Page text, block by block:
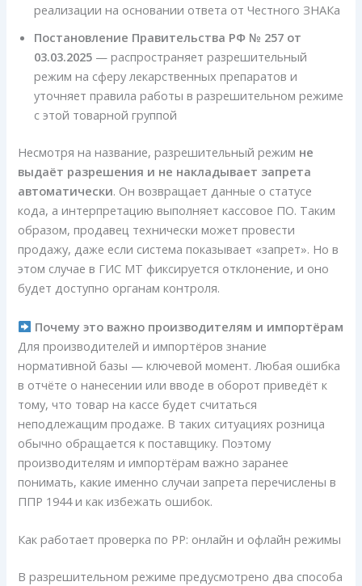
реализации на основании ответа от Честного ЗНАКа
Постановление Правительства РФ № 257 от
03.03.2025 — распространяет разрешительный
режим на сферу лекарственных препаратов и
уточняет правила работы в разрешительном режиме
с этой товарной группой
Несмотря на название, разрешительный режим не
выдаёт разрешения и не накладывает запрета
автоматически. Он возвращает данные о статусе
кода, а интерпретацию выполняет кассовое ПО. Таким
образом, продавец технически может провести
продажу, даже если система показывает «запрет». Но в
этом случае в ГИС МТ фиксируется отклонение, и оно
будет доступно органам контроля.
Почему это важно производителям и импортёрам
Для производителей и импортёров знание
нормативной базы — ключевой момент. Любая ошибка
в отчёте о нанесении или вводе в оборот приведёт к
тому, что товар на кассе будет считаться
неподлежащим продаже. В таких ситуациях розница
обычно обращается к поставщику. Поэтому
производителям и импортёрам важно заранее
понимать, какие именно случаи запрета перечислены в
ППР 1944 и как избежать ошибок.
Как работает проверка по РР: онлайн и офлайн режимы
В разрешительном режиме предусмотрено два способа